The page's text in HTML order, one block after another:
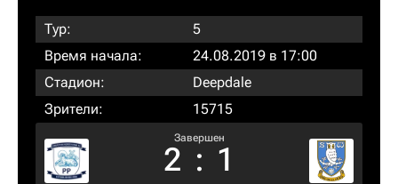
Тур:
5
Время начала:
24.08.2019 в 17:00
Стадион:
Deepdale
Зрители:
15715
Завершен
2 : 1